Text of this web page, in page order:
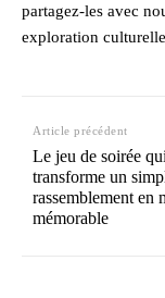
partagez-les avec
exploration
Article précédent
Le jeu de soirée qui
transforme un
rassemblement en
mémorable